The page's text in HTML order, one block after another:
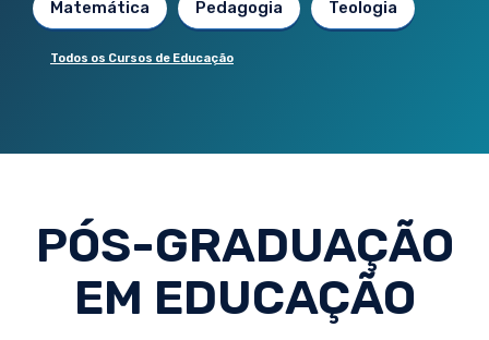
Matemática Pedagogia Teologia
Todos os Cursos de Educação
PÓS-GRADUAÇÃO
EM EDUCAÇÃO